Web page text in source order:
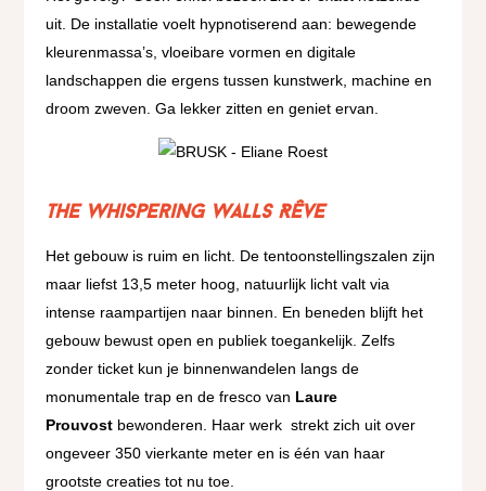
uit. De installatie voelt hypnotiserend aan: bewegende
kleurenmassa’s, vloeibare vormen en digitale
landschappen die ergens tussen kunstwerk, machine en
droom zweven. Ga lekker zitten en geniet ervan.
The Whispering Walls Rêve
Het gebouw is ruim en licht. De tentoonstellingszalen zijn
maar liefst 13,5 meter hoog, natuurlijk licht valt via
intense raampartijen naar binnen. En beneden blijft het
gebouw bewust open en publiek toegankelijk. Zelfs
zonder ticket kun je binnenwandelen langs de
monumentale trap en de fresco van Laure
Prouvost bewonderen. Haar werk strekt zich uit over
ongeveer 350 vierkante meter en is één van haar
grootste creaties tot nu toe.